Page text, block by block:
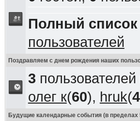
Полный список
пользователей
Поздравляем с днем рождения наших
3
олег к(60), hruk(
Будущие календарные события (в пределах